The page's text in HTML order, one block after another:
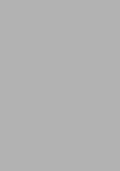
A